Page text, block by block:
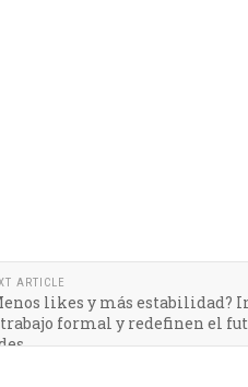
ARTICLE
likes y más estabilidad?
formal y redefinen el